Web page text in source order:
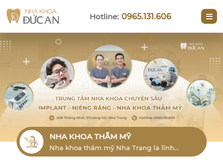
Hotline: 0965.131.606
NIỀNG RĂNG
Niềng răng thẩm mỹ Nha Trang cho
người lớn là phương pháp hiệu quả để